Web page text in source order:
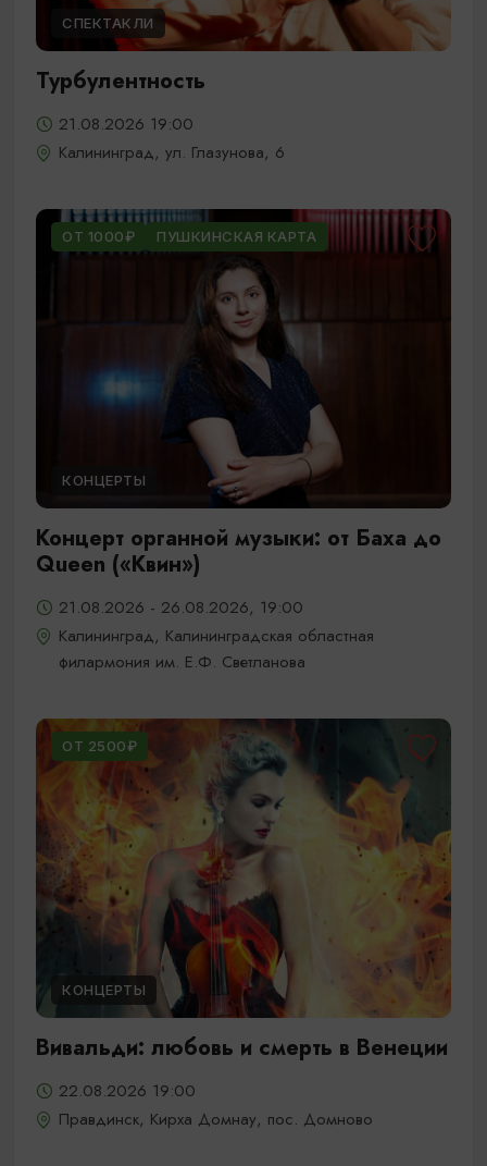
СПЕКТАКЛИ
Турбулентность
21.08.2026 19:00
Калининград, ул. Глазунова, 6
ОТ 1000₽ ПУШКИНСКАЯ КАРТА
КОНЦЕРТЫ
Концерт органной музыки: от Баха до
Queen («Квин»)
21.08.2026 - 26.08.2026, 19:00
Калининград, Калининградская областная
филармония им. Е.Ф. Светланова
ОТ 2500₽
КОНЦЕРТЫ
Вивальди: любовь и смерть в Венеции
22.08.2026 19:00
Правдинск, Кирха Домнау, пос. Домново